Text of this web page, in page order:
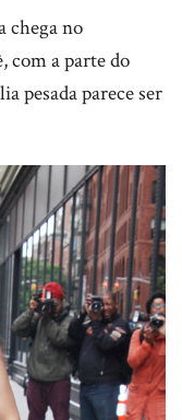
chega no
com a parte do
pesada parece ser